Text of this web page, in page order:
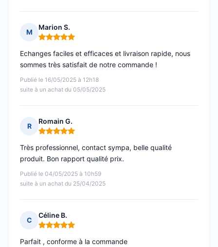
M
Marion S.
Note : 5 sur 5
Publié le 16/05/2025 à 12h18
suite à un achat du 05/05/2025
Echanges faciles et efficaces et livraison rapide, nous
sommes très satisfait de notre commande !
R
Romain G.
Note : 5 sur 5
Publié le 04/05/2025 à 10h59
suite à un achat du 25/04/2025
Très professionnel, contact sympa, belle qualité
produit. Bon rapport qualité prix.
C
Céline B.
Note : 5 sur 5
Parfait , conforme à la commande